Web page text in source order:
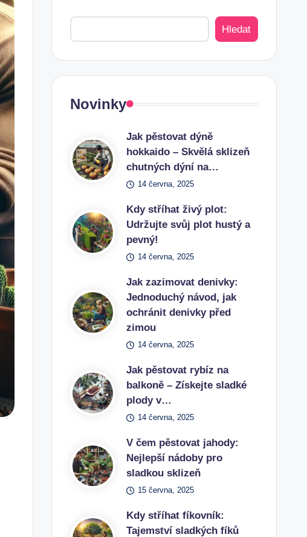
Hledat
Novinky
Jak pěstovat dýně
hokkaido – Skvělá sklizeň
chutných dýní na…
14 června, 2025
Kdy stříhat živý plot:
Udržujte svůj plot hustý a
pevný!
14 června, 2025
Jak zazimovat denivky:
Jednoduchý návod, jak
ochránit denivky před
zimou
14 června, 2025
Jak pěstovat rybíz na
balkoně – Získejte sladké
plody v…
14 června, 2025
V čem pěstovat jahody:
Nejlepší nádoby pro
sladkou sklizeň
15 června, 2025
Kdy stříhat fíkovník:
Tajemství sladkých fíků